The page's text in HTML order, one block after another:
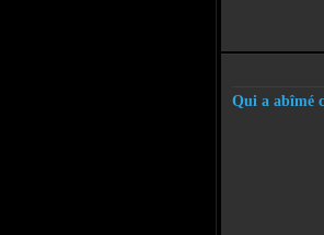
Qui a abîmé